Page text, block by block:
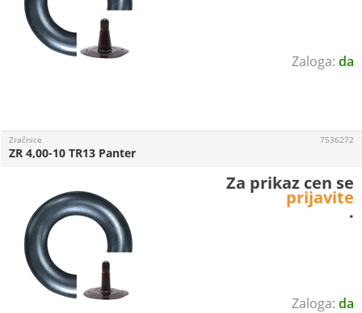
da
da
Zračnice
ZR 4,00-10 TR13 Panter
7536272
Za prikaz cen se
prijavite
.